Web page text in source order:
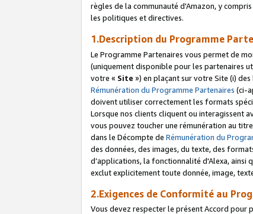
règles de la communauté d'Amazon, y
les politiques et directives.
1.Description du Programme
Le Programme Partenaires vous permet de
(uniquement disponible pour les partenaires
votre « Site ») en plaçant sur votre Site (i) des
Rémunération du Programme Partenaires (ci-
doivent utiliser correctement les formats
Lorsque nos clients cliquent ou interagissent
vous pouvez toucher une rémunération au
dans le Décompte de Rémunération du
des données, des images, du texte, des
d’applications, la fonctionnalité d'Alexa, ainsi
exclut explicitement toute donnée, image,
2.Exigences de Conformité au
Vous devez respecter le présent Accord pour